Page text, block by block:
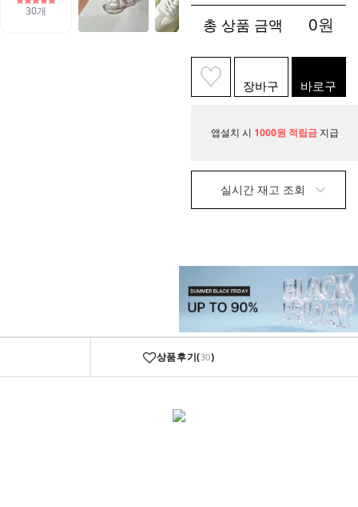
총 상품 금액 0원
장바구
니
바로구
매
앱설치 시 1000원 적립금 지급
실시간 재고 조회
상품후기(30)